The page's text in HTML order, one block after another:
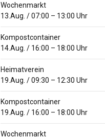
Wochenmarkt
13.Aug. /07:00 – 13:00 Uhr
Kompostcontainer
14.Aug. / 16:00 – 18:00 Uhr
Heimatverein
19.Aug. /09:30 – 12:30 Uhr
Kompostcontainer
19.Aug. / 16:00 – 18:00 Uhr
Wochenmarkt